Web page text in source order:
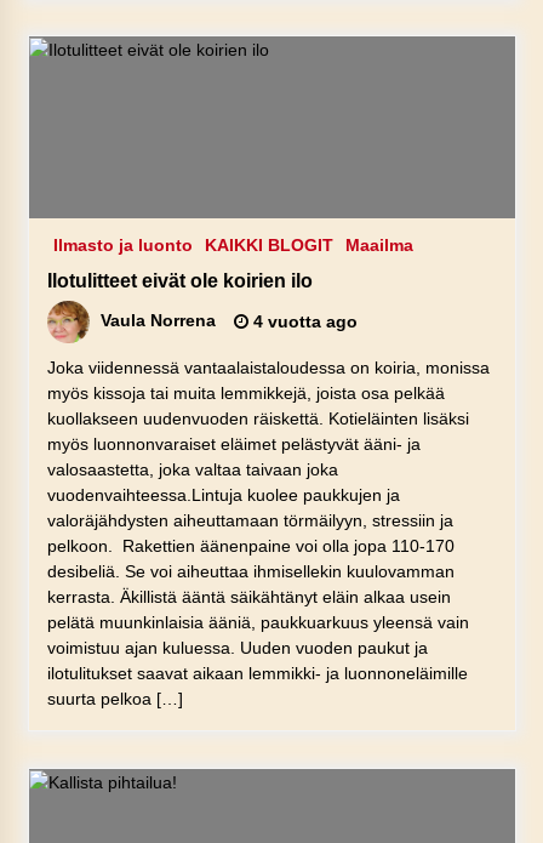
Ilmasto ja luonto KAIKKI BLOGIT Maailma
Ilotulitteet eivät ole koirien ilo
Vaula Norrena 4 vuotta ago
Joka viidennessä vantaalaistaloudessa on koiria, monissa
myös kissoja tai muita lemmikkejä, joista osa pelkää
kuollakseen uudenvuoden räiskettä. Kotieläinten lisäksi
myös luonnonvaraiset eläimet pelästyvät ääni- ja
valosaastetta, joka valtaa taivaan joka
vuodenvaihteessa.Lintuja kuolee paukkujen ja
valoräjähdysten aiheuttamaan törmäilyyn, stressiin ja
pelkoon. Rakettien äänenpaine voi olla jopa 110-170
desibeliä. Se voi aiheuttaa ihmisellekin kuulovamman
kerrasta. Äkillistä ääntä säikähtänyt eläin alkaa usein
pelätä muunkinlaisia ääniä, paukkuarkuus yleensä vain
voimistuu ajan kuluessa. Uuden vuoden paukut ja
ilotulitukset saavat aikaan lemmikki- ja luonnoneläimille
suurta pelkoa […]